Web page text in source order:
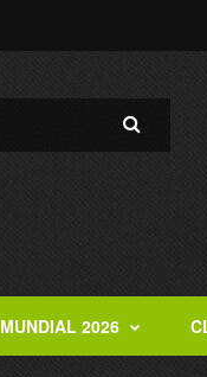
MUNDIAL 2026